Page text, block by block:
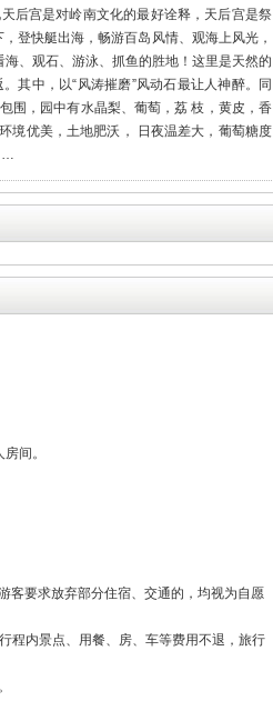
后宫是对岭南文化的最好诠释，天后宫是祭
登快艇出海，畅游百岛风情、观海上风光，
、观石、游泳、抓鱼的胜地！这里是天然的
其中，以“风涛摧磨”风动石最让人神醉。同
围，园中有水晶梨、葡萄，荔 枝，黄皮，香
境优美，土地肥沃， 日夜温差大，葡萄糖度
间。
客要求放弃部分住宿、交通的，均视为自愿
程内景点、用餐、房、车等费用不退，旅行